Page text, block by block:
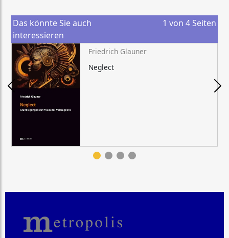
Das könnte Sie auch
interessieren
1 von 4 Seiten
Friedrich Glauner
Neglect